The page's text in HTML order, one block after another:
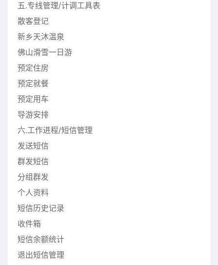
五.专线管理/计调工具表
散客登记
新乡天沐温泉
佛山滑雪一日游
预定住房
预定就餐
预定用车
导游安排
六.工作进程/短信管理
发送短信
群发短信
分组群发
个人资料
短信历史记录
收件箱
短信余额统计
退出短信管理